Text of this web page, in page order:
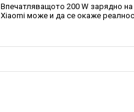
Впечатляващото 200 W зарядно на
Xiaomi може и да се окаже